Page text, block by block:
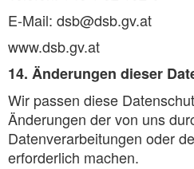
E-Mail: dsb@dsb.gv.at
www.dsb.gv.at
14. Änderungen dieser
Wir passen diese
Änderungen der von uns
Datenverarbeitungen oder
erforderlich machen.